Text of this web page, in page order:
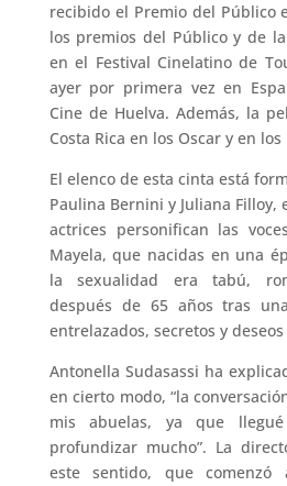
recibido el Premio del Público
los premios del Público y de
en el Festival Cinelatino de
ayer por primera vez en
Cine de Huelva. Además, la
Costa Rica en los Oscar y en los
El elenco de esta cinta está
Paulina Bernini y Juliana Filloy,
actrices personifican las
Mayela, que nacidas en una
la sexualidad era tabú,
después de 65 años tras
entrelazados, secretos y
Antonella Sudasassi ha
en cierto modo, “la
mis abuelas, ya que
profundizar mucho”. La
este sentido, que